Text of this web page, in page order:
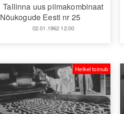
Tallinna uus piimakombinaat
Nõukogude Eesti nr 25
02.01.1962 12:00
Hetkel toimub